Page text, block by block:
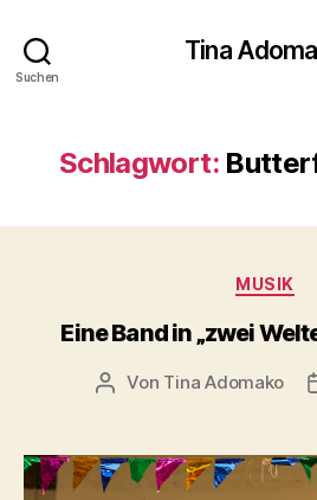
Suchen
Tina
Schlagwort:
MUSIK
Eine Band in „zwei
Beitragsautor
Von Tina Adomako